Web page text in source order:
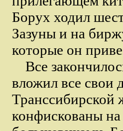
Борух ходил
Зазуны и на
которые он
Все
вложил все свои
Транссибирской
конфискованы на